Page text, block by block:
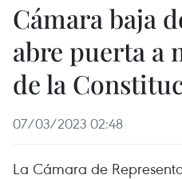
Cámara baja
abre puerta a
de la
07/03/2023 02:48
La Cámara de